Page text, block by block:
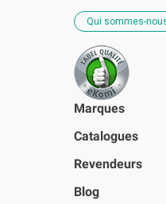
Qui sommes-
Marques
Catalogues
Revendeurs
Blog